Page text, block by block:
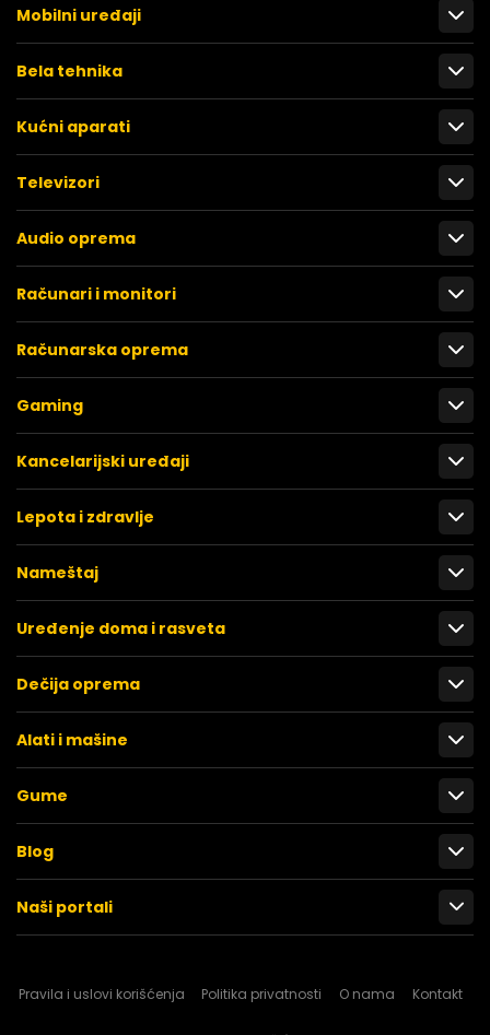
Mobilni uređaji
Bela tehnika
Kućni aparati
Televizori
Audio oprema
Računari i monitori
Računarska oprema
Gaming
Kancelarijski uređaji
Lepota i zdravlje
Nameštaj
Uređenje doma i rasveta
Dečija oprema
Alati i mašine
Gume
Blog
Naši portali
Pravila i uslovi korišćenja Politika privatnosti O nama Kontakt